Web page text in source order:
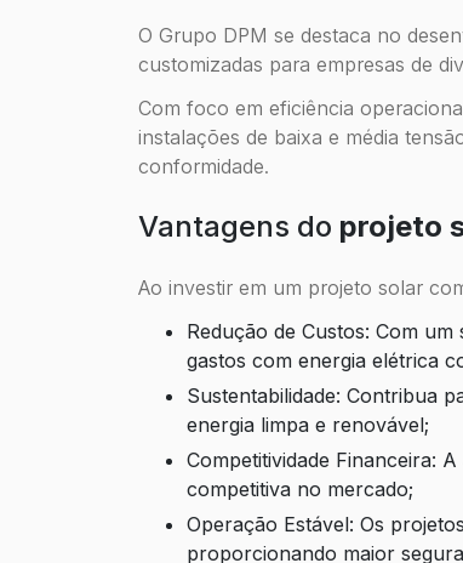
O Grupo DPM se destaca no
customizadas para empresas de
Com foco em eficiência
instalações de baixa e média
conformidade.
Vantagens do projeto
Ao investir em um projeto solar
Redução de Custos: Com um sistema solar industrial, é possível reduzir significativamente os
gastos com energia elétrica
Sustentabilidade: Contribua para a preservação do meio ambiente ao utilizar uma fonte de
energia limpa e renovável;
Competitividade Financeira: A adoção da energia solar pode tornar sua indústria mais
competitiva no mercado;
Operação Estável: Os projetos do Grupo DPM permitem uma operação estável e eficiente,
proporcionando maior